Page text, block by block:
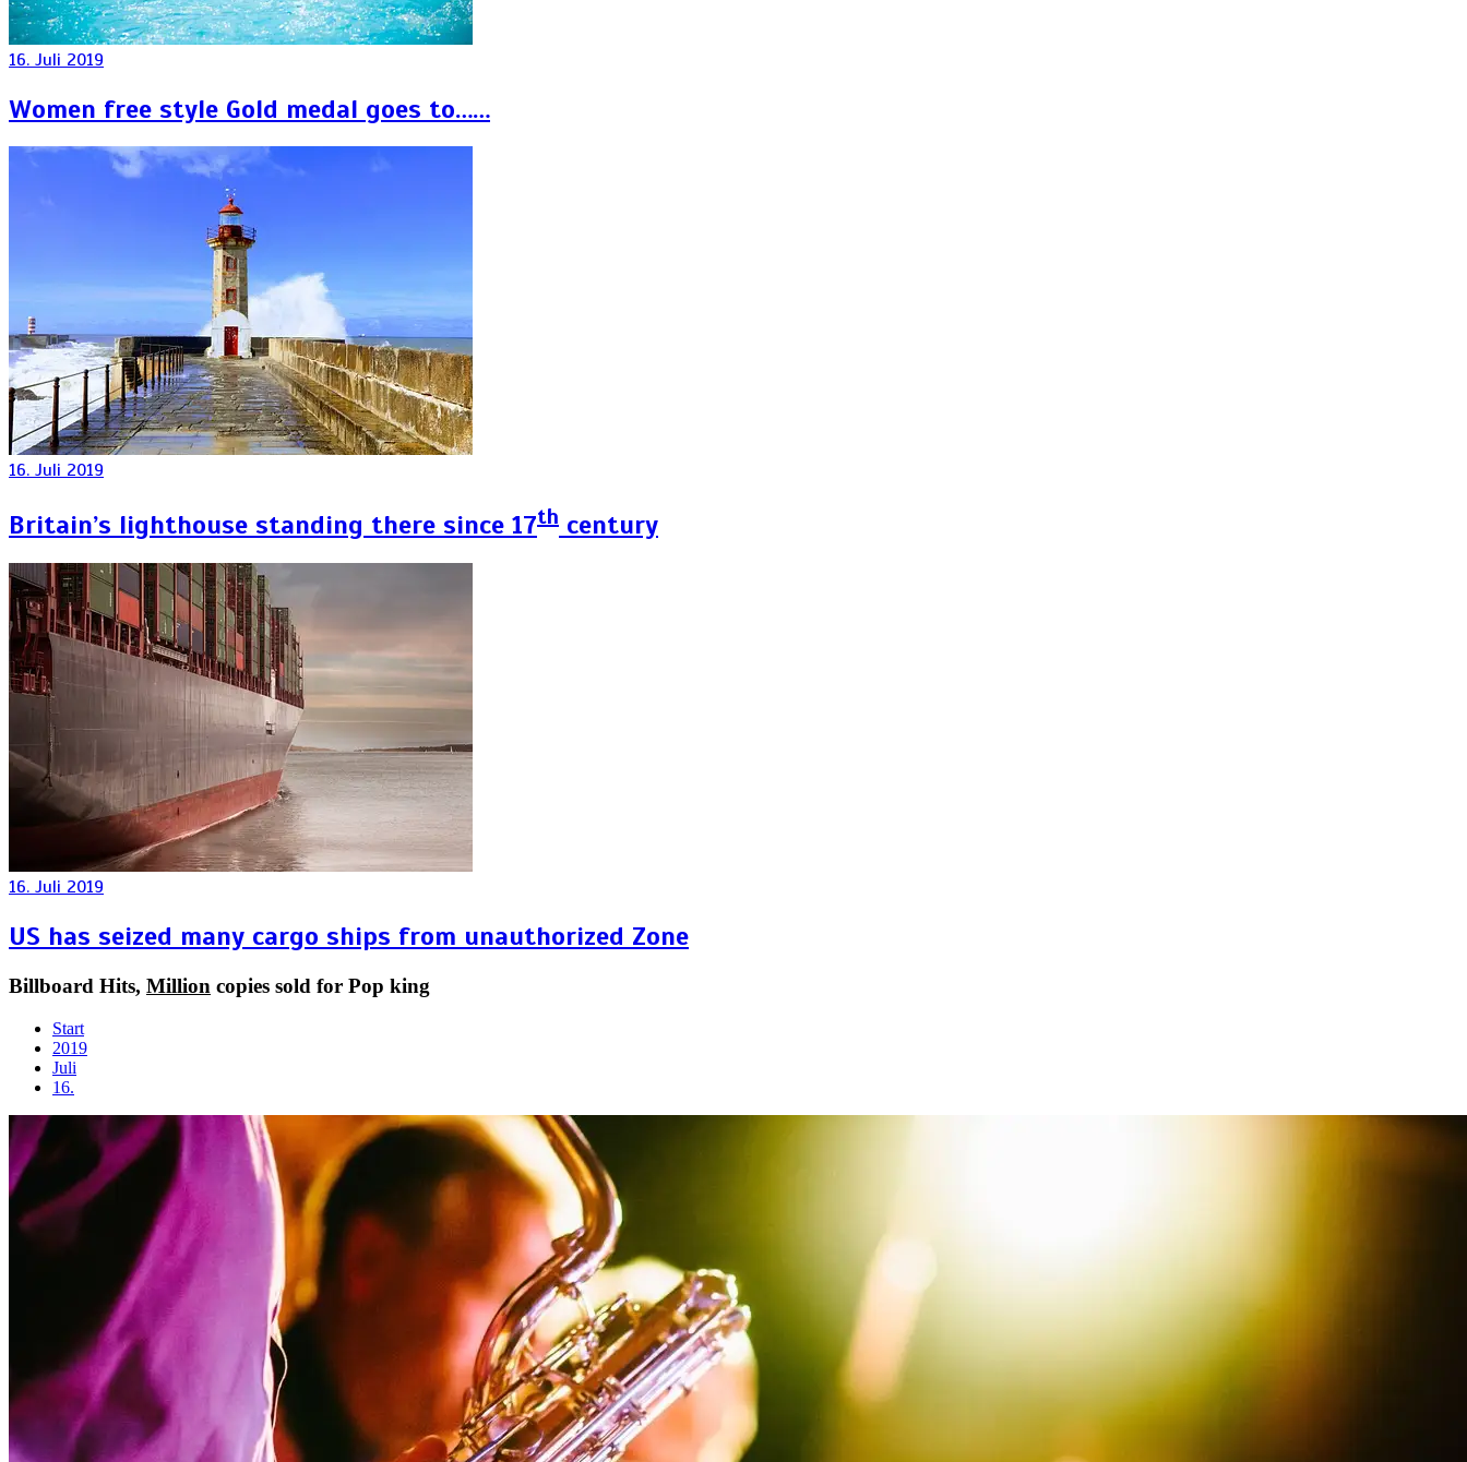
16. Juli 2019
Women free style Gold medal goes to……
16. Juli 2019
Britain’s lighthouse standing there since 17th century
16. Juli 2019
US has seized many cargo ships from unauthorized Zone
Billboard Hits, Million copies sold for Pop king
Start
2019
Juli
16.